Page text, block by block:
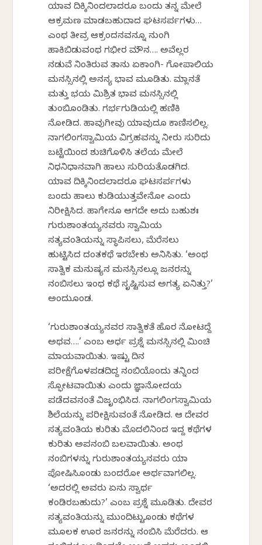
ಯಾವ ದಿಕ್ಕಿನಿಂದಲಾದರೂ ಬಂದು ತನ್ನ ಮೇಲೆ
ಆಕ್ರಮಣ ಮಾಡಬಹುದಾದ ಘಟಸರ್ಪಗಳು…
ಎಂಥ ತೀವ್ರ ಆಕ್ರಂದನವನ್ನೂ ನುಂಗಿ
ಹಾಕಿಬಿಡುವಂಥ ಗಭೀರ ಮೌನ…. ಅವೆಲ್ಲರ
ನಡುವೆ ನಿಂತಿರುವ ತಾನು ಏಕಾಂಗಿ- ಗೋಪಾಲಿಯ
ಮನಸ್ಸಿನಲ್ಲಿ ಅನನ್ಯ ಭಾವ ಮೂಡಿತು. ಮ್ಲಾನತೆ
ಮತ್ತು ಭಯ ಮಿಶ್ರಿತ ಭಾವ ಮನಸ್ಸಿನಲ್ಲಿ
ತುಂಬಿಕೊಂಡಿತು. ಗರ್ಭಗುಡಿಯಲ್ಲಿ ಹಣಿಕಿ
ನೋಡಿದ. ಹಾವುಗೀವು ಯಾವುದೂ ಕಾಣಿಸಲಿಲ್ಲ.
ನಾಗಲಿಂಗಸ್ವಾಮಿಯ ವಿಗ್ರಹವನ್ನು ನೀರು ಸುರಿದು
ಬಟ್ಟೆಯಿಂದ ಶುಚಿಗೊಳಿಸಿ ತಲೆಯ ಮೇಲೆ
ನಿಧನಿಧಾನವಾಗಿ ಹಾಲು ಸುರಿಯತೊಡಗಿದ.
ಯಾವ ದಿಕ್ಕಿನಿಂದಲಾದರೂ ಘಟಸರ್ಪಗಳು
ಬಂದು ಹಾಲು ಕುಡಿಯುತ್ತವೇನೋ ಎಂದು
ನಿರೀಕ್ಷಿಸಿದ. ಹಾಗೇನೂ ಆಗದೇ ಅದು ಬಹುಶಃ
ಗುರುಶಾಂತಯ್ಯನವರು ಸ್ವಾಮಿಯ
ಸತ್ಯವಂತಿಕೆಯನ್ನು ಸ್ಥಾಪಿಸಲು, ಮೆರೆಸಲು
ಹುಟ್ಟಿಸಿದ ದಂತಕಥೆ ಇರಬೇಕು ಅನಿಸಿತು. ‘ಅಂಥ
ಸಾತ್ವಿಕ ಮನುಷ್ಯನ ಮನಸ್ಸಿನಲ್ಲೂ ಜನರನ್ನು
ನಂಬಿಸಲು ಇಂಥ ಕಥೆ ಸೃಷ್ಟಿಸುವ ಅಗತ್ಯ ಏನಿತ್ತು?’
ಅಂದುಕೊಂಡ.
‘ಗುರುಶಾಂತಯ್ಯನವರ ಸಾತ್ವಿಕತೆ ಹೊರ ನೋಟದ್ದೆ
ಅಥವ….’ ಎಂಬ ಅರ್ಧ ಪ್ರಶ್ನೆ ಮನಸ್ಸಿನಲ್ಲಿ ಮಿಂಚಿ
ಮಾಯವಾಯಿತು. ಇಷ್ಟು ದಿನ
ಪರೀಕ್ಷೆಗೊಳಪಡದಿದ್ದ ನಂಬಿಕೆಯೊಂದು ತನ್ನಿಂದ
ಸ್ಫೋಟವಾಯಿತು ಎಂದು ಜ್ಞಾನೋದಯ
ಪಡೆದವನಂತೆ ವಿಜೃಂಭಿಸಿದ. ನಾಗಲಿಂಗಸ್ವಾಮಿಯ
ಶಿಲೆಯನ್ನು ಪರೀಕ್ಷಿಸುವಂತೆ ನೋಡಿದ. ಆ ದೇವರ
ಸತ್ಯವಂತಿಕೆಯ ಕುರಿತು ಮೊದಲಿನಿಂದ ಇದ್ದ ಕಥೆಗಳ
ಕುರಿತು ಅಪನಂಬಿಕೆ ಬಲವಾಯಿತು. ಅಂಥ
ನಂಬಿಕೆಗಳನ್ನು ಗುರುಶಾಂತಯ್ಯನವರು ಯಾಕೆ
ಪೋಷಿಸಿಕೊಂಡು ಬಂದರೋ ಅರ್ಥವಾಗಲಿಲ್ಲ.
‘ಅದರಲ್ಲಿ ಅವರು ಏನು ಸ್ವಾರ್ಥ
ಕಂಡಿರಬಹುದು?’ ಎಂಬ ಪ್ರಶ್ನೆ ಮೂಡಿತು. ದೇವರ
ಸತ್ಯವಂತಿಕೆಯನ್ನು ಮುಂದಿಟ್ಟುಕೊಂಡು ಕಥೆಗಳ
ಮೂಲಕ ಊರ ಜನರನ್ನು ನಂಬಿಸಿ ಮೆರೆದರು. ಆ